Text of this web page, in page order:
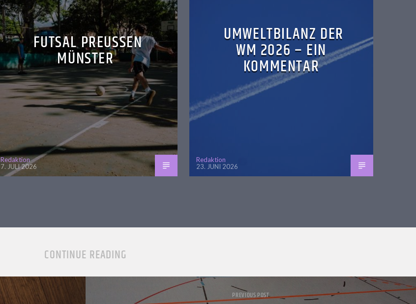
FUTSAL PREUSSEN M
ÜNSTER
Redaktion
7. JULI 2026
UMWELTBILANZ DER
WM 2026 – EIN
KOMMENTAR
Redaktion
23. JUNI 2026
CONTINUE READING
PREVIOUS POST